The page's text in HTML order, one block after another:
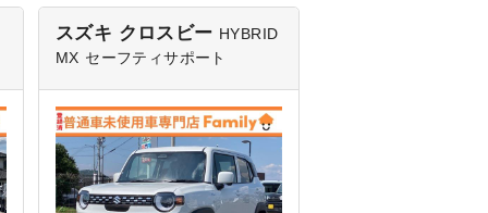
スズキ クロスビー HYBRID
MX セーフティサポート